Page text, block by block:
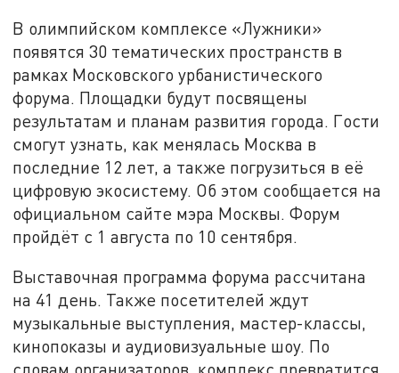
В олимпийском комплексе «Лужники»
появятся 30 тематических пространств в
рамках Московского урбанистического
форума. Площадки будут посвящены
результатам и планам развития города. Гости
смогут узнать, как менялась Москва в
последние 12 лет, а также погрузиться в её
цифровую экосистему. Об этом сообщается на
официальном сайте мэра Москвы. Форум
пройдёт с 1 августа по 10 сентября.
Выставочная программа форума рассчитана
на 41 день. Также посетителей ждут
музыкальные выступления, мастер-классы,
кинопоказы и аудиовизуальные шоу. По